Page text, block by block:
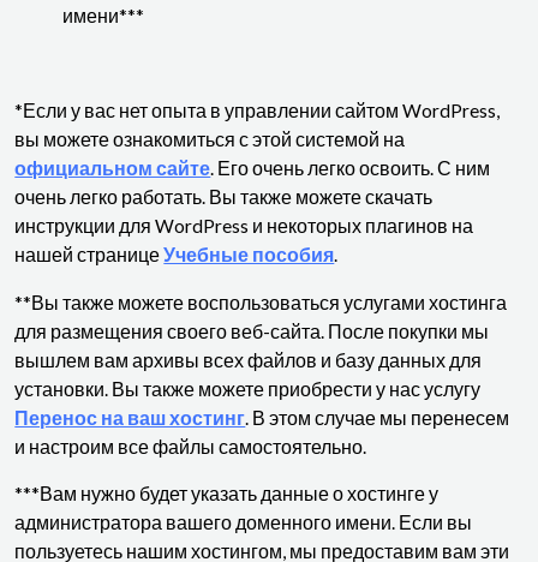
имени***
*Если у вас нет опыта в управлении сайтом WordPress,
вы можете ознакомиться с этой системой на
официальном сайте. Его очень легко освоить. С ним
очень легко работать. Вы также можете скачать
инструкции для WordPress и некоторых плагинов на
нашей страницеУчебные пособия.
**Вы также можете воспользоваться услугами хостинга
для размещения своего веб-сайта. После покупки мы
вышлем вам архивы всех файлов и базу данных для
установки. Вы также можете приобрести у нас услугу
Перенос на ваш хостинг. В этом случае мы перенесем
и настроим все файлы самостоятельно.
***Вам нужно будет указать данные о хостинге у
администратора вашего доменного имени. Если вы
пользуетесь нашим хостингом, мы предоставим вам эти